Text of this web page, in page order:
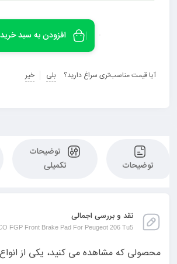
افزودن به سبد خرید
آیا قیمت مناسب‌تری سراغ دارید؟ بلی خیر
توضیحات
توضیحات
تکمیلی
نقد و بررسی اجمالی
FGP Front Brake Pad For Peugeot 206 Tu5
محصولی که مشاهده می کنید، یکی از انواع